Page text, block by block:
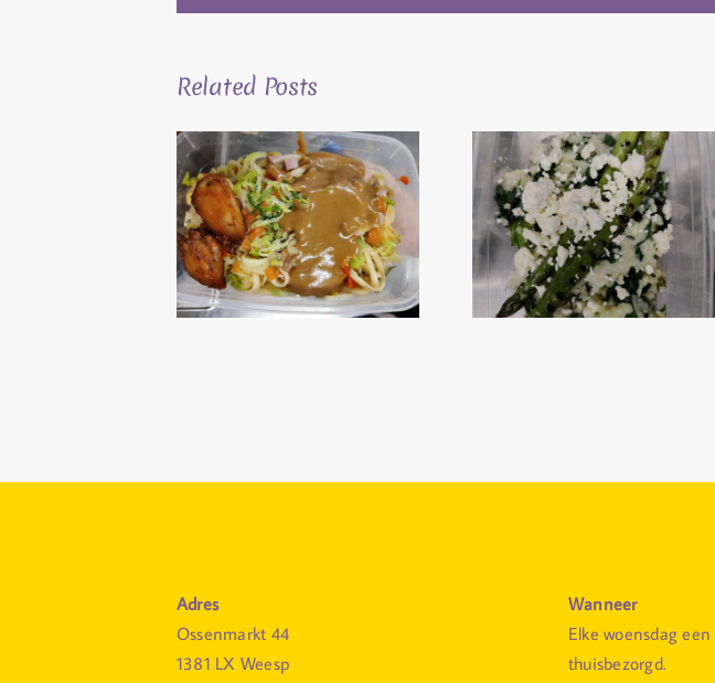
Related Posts
Adres
Ossenmarkt 44
1381 LX Weesp
Wanneer
Elke woensdag
thuisbezorgd.